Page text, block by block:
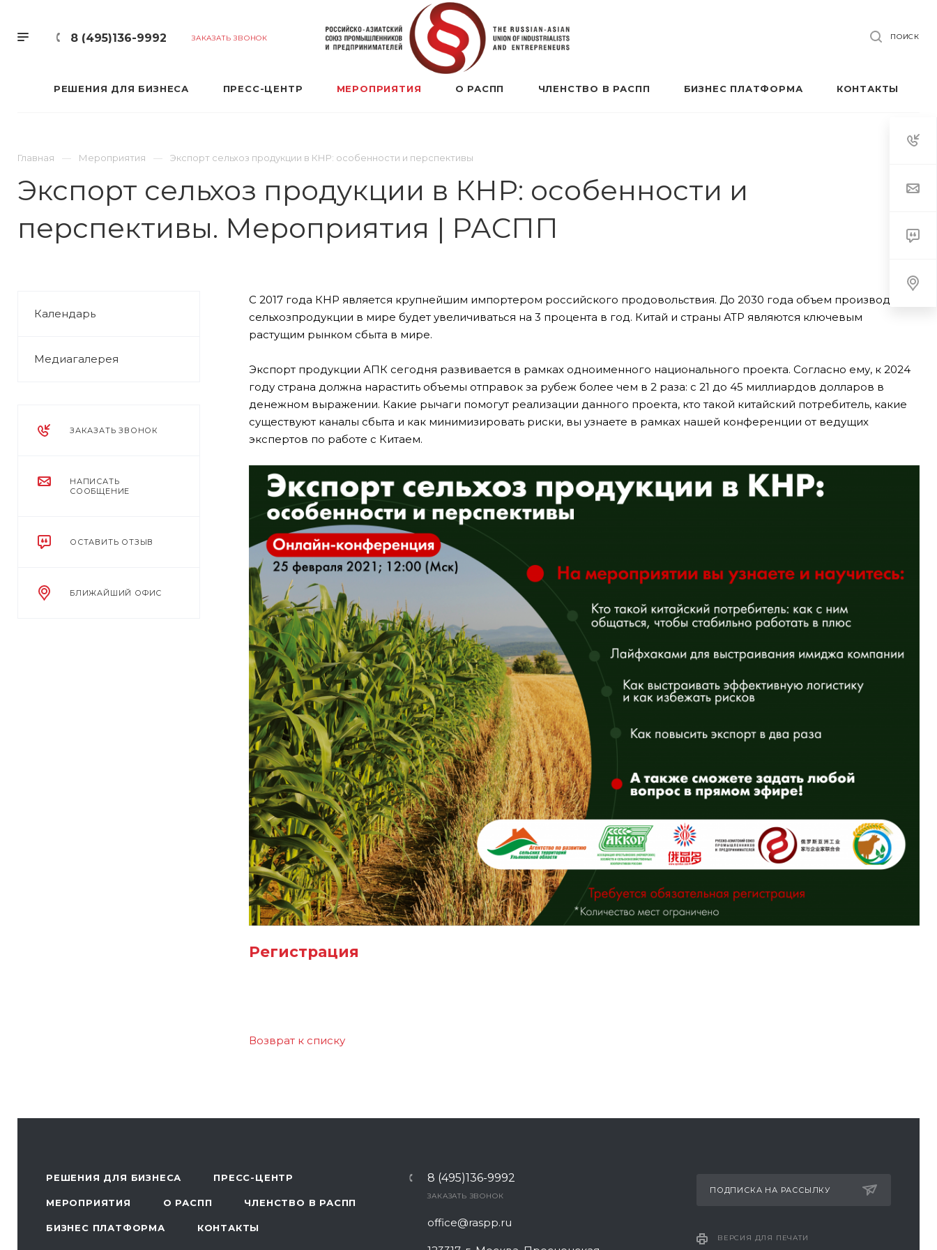
8 (495)136-9992 ЗАКАЗАТЬ ЗВОНОК ПОИСК
РЕШЕНИЯ ДЛЯ БИЗНЕСА ПРЕСС-ЦЕНТР МЕРОПРИЯТИЯ О РАСПП ЧЛЕНСТВО В РАСПП БИЗНЕС ПЛАТФОРМА КОНТАКТЫ
Главная Мероприятия Экспорт сельхоз продукции в КНР: особенности и перспективы
Экспорт сельхоз продукции в КНР: особенности и
перспективы. Мероприятия | РАСПП
Календарь
Медиагалерея
ЗАКАЗАТЬ ЗВОНОК
НАПИСАТЬ
СООБЩЕНИЕ
ОСТАВИТЬ ОТЗЫВ
БЛИЖАЙШИЙ ОФИС
С 2017 года КНР является крупнейшим импортером российского продовольствия. До 2030 года объем производства
сельхозпродукции в мире будет увеличиваться на 3 процента в год. Китай и страны АТР являются ключевым
растущим рынком сбыта в мире.
Экспорт продукции АПК сегодня развивается в рамках одноименного национального проекта. Согласно ему, к 2024
году страна должна нарастить объемы отправок за рубеж более чем в 2 раза: с 21 до 45 миллиардов долларов в
денежном выражении. Какие рычаги помогут реализации данного проекта, кто такой китайский потребитель, какие
существуют каналы сбыта и как минимизировать риски, вы узнаете в рамках нашей конференции от ведущих
экспертов по работе с Китаем.
Регистрация
Возврат к списку
РЕШЕНИЯ ДЛЯ БИЗНЕСА ПРЕСС-ЦЕНТР
МЕРОПРИЯТИЯ О РАСПП ЧЛЕНСТВО В РАСПП
БИЗНЕС ПЛАТФОРМА КОНТАКТЫ
8 (495)136-9992
ЗАКАЗАТЬ ЗВОНОК
office@raspp.ru
ПОДПИСКА НА РАССЫЛКУ
ВЕРСИЯ ДЛЯ ПЕЧАТИ